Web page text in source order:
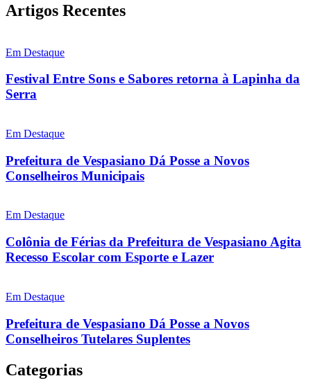
Artigos Recentes
Em Destaque
Festival Entre Sons e Sabores retorna à Lapinha da
Serra
Em Destaque
Prefeitura de Vespasiano Dá Posse a Novos
Conselheiros Municipais
Em Destaque
Colônia de Férias da Prefeitura de Vespasiano Agita
Recesso Escolar com Esporte e Lazer
Em Destaque
Prefeitura de Vespasiano Dá Posse a Novos
Conselheiros Tutelares Suplentes
Categorias